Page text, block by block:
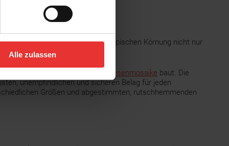
Alle zulassen
die dank der für Beton so typischen Körnung nicht nur
geben.
Farben und passende Fliesenmosaike baut. Die
unempfindlichen und sicheren Belag für jeden
Größen und abgestimmten, rutschhemmenden